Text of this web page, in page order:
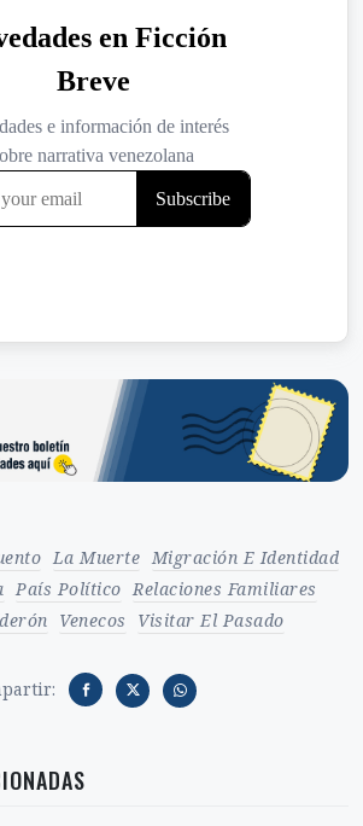
La Muerte Migración E Identidad
País Político Relaciones Familiares
Venecos Visitar El Pasado